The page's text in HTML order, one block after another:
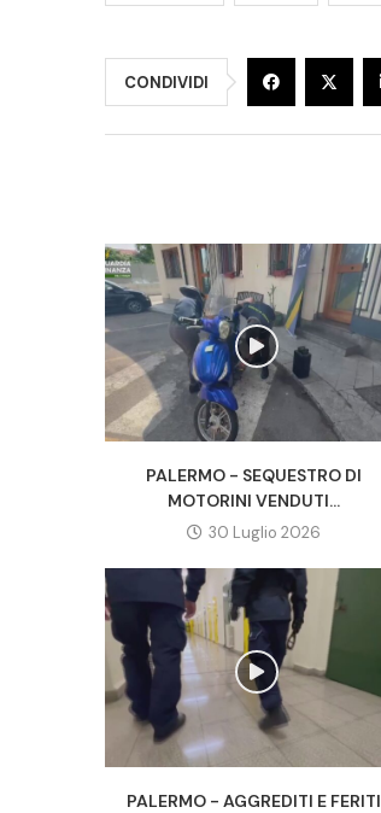
CONDIVIDI
PALERMO - SEQUESTRO DI
MOTORINI VENDUTI...
30 Luglio 2026
PALERMO - AGGREDITI E FERITI